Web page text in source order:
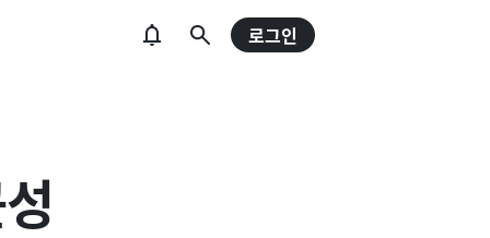
로그인